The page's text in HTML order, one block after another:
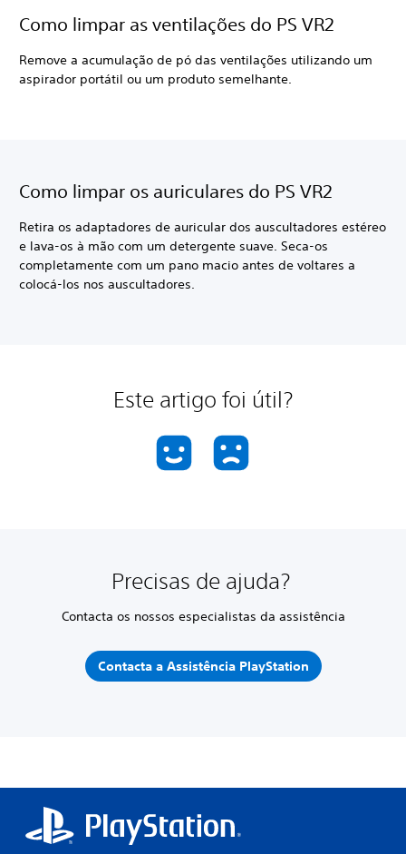
Como limpar as ventilações do PS VR2
Remove a acumulação de pó das ventilações utilizando um
aspirador portátil ou um produto semelhante.
Como limpar os auriculares do PS VR2
Retira os adaptadores de auricular dos auscultadores estéreo
e lava-os à mão com um detergente suave. Seca-os
completamente com um pano macio antes de voltares a
colocá-los nos auscultadores.
Este artigo foi útil?
Precisas de ajuda?
Contacta os nossos especialistas da assistência
Contacta a Assistência PlayStation